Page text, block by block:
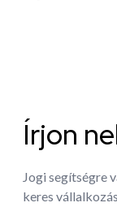
Írjon
Jogi segítségre
keres